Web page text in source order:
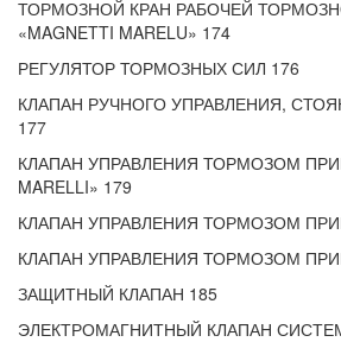
ТОРМОЗНОЙ КРАН РАБОЧЕЙ
«MAGNETTI MARELU» 174
РЕГУЛЯТОР ТОРМОЗНЫХ СИЛ 176
КЛАПАН РУЧНОГО УПРАВЛЕНИЯ,
177
КЛАПАН УПРАВЛЕНИЯ ТОРМОЗОМ
MARELLI» 179
КЛАПАН УПРАВЛЕНИЯ ТОРМОЗОМ
КЛАПАН УПРАВЛЕНИЯ ТОРМОЗОМ
ЗАЩИТНЫЙ КЛАПАН 185
ЭЛЕКТРОМАГНИТНЫЙ КЛАПАН